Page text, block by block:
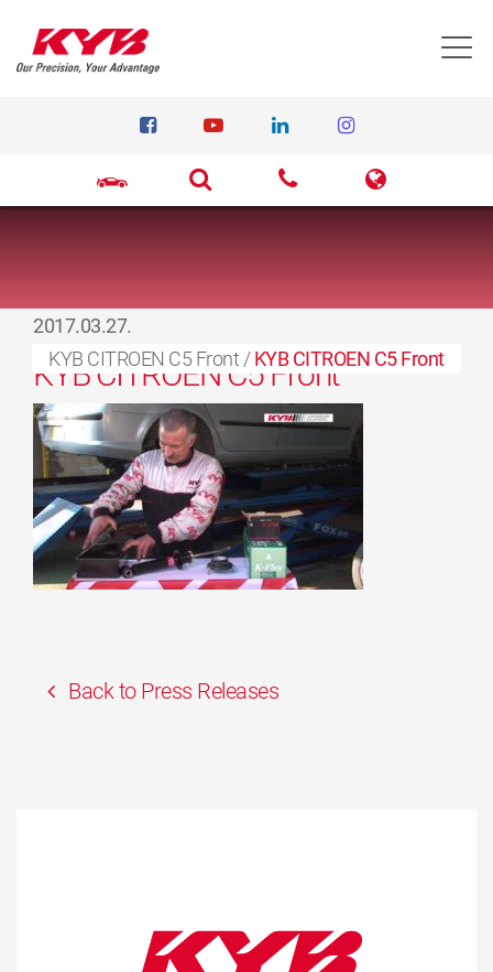
KYB CITROEN C5 Front /KYB CITROEN C5 Front
2017.03.27.
KYB CITROEN C5 Front
Back to Press Releases